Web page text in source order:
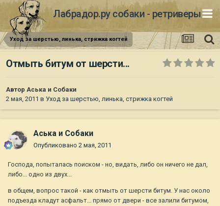
Лабрадор.ру собаки - ретриверы
Уход за шерстью, линька, стрижка когтей
Отмыть битум от шерсти...
Автор Аська и Собаки
2 мая, 2011 в Уход за шерстью, линька, стрижка когтей
Аська и Собаки
Опубликовано 2 мая, 2011
Господа, попыталась поиском - но, видать, либо он ничего не дал,
либо... одно из двух...
в общем, вопрос такой - как отмыть от шерсти битум. У нас около
подъезда кладут асфальт... прямо от двери - все залили битумом,